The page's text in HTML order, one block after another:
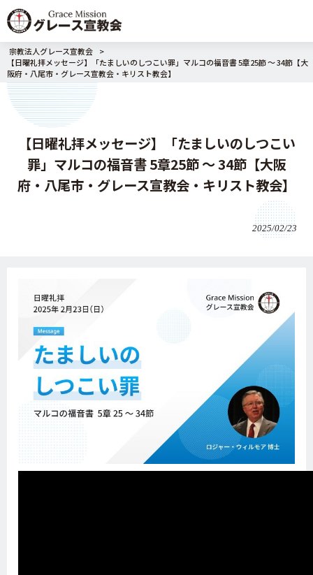
宗教法人グレース宣教会
>
【日曜礼拝メッセージ】「たましいのしつこい罪」マルコの福音書 5章25節 〜 34節【大
阪府・八尾市・グレース宣教会・キリスト教会】
【日曜礼拝メッセージ】「たましいのしつこい
罪」マルコの福音書 5章25節 〜 34節【大阪
府・八尾市・グレース宣教会・キリスト教会】
2025/02/23